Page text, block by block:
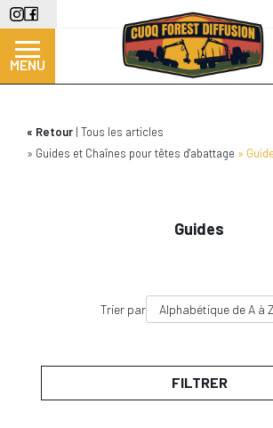
Aller
au
contenu
principal
MENU
Retour Tous les articles
Guides et Chaînes pour têtes d'abattage
Guides
Trier par
FILTRER